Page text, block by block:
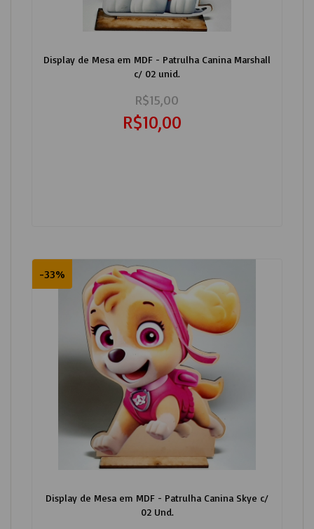
Display de Mesa em MDF - Patrulha Canina Marshall
c/ 02 unid.
R$15,00
R$10,00
-33%
Display de Mesa em MDF - Patrulha Canina Skye c/
02 Und.